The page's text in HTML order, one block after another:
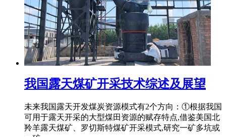
我国露天煤矿开采技术综述及展望
未来我国露天开发煤炭资源模式有2个方向：①根据我国
可用于露天开采的大型煤田资源的赋存特点,借鉴美国北
羚羊露天煤矿、罗切斯特煤矿开采模式,研究一矿多坑或